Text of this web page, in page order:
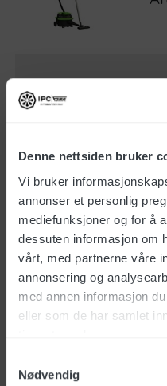
Denne nettsiden bruker
Vi bruker
annonser et personlig
mediefunksjoner og for å
dessuten informasjon om
vårt, med partnerne våre
annonsering og
med annen informasjon
eller som de har samlet
Nødvendig
NOK4 197
NOK5 887 eks.